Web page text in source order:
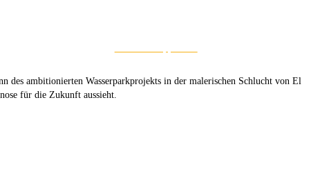
des ambitionierten Wasserparkprojekts in der malerischen Schlucht von El
für die Zukunft aussieht.